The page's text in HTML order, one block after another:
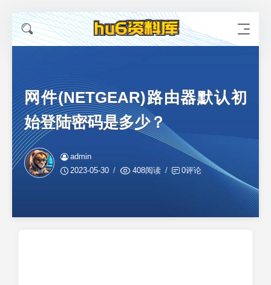
网件(NETGEAR)路由器默认初
始登陆密码是多少？
admin
2023-05-30
408阅读 0评论